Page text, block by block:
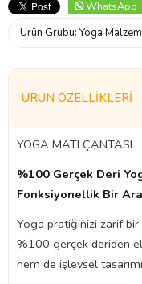
WhatsApp
Ürün Grubu:Yoga
ÜRÜN ÖZELLIKLERI
YOGA MATI ÇANTASI
%100 Gerçek Deri
Fonksiyonellik Bir
Yoga pratiğinizi zarif bir
%100 gerçek deriden
hem de işlevsel